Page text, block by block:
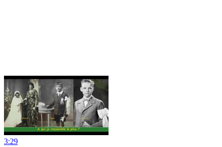
3:29